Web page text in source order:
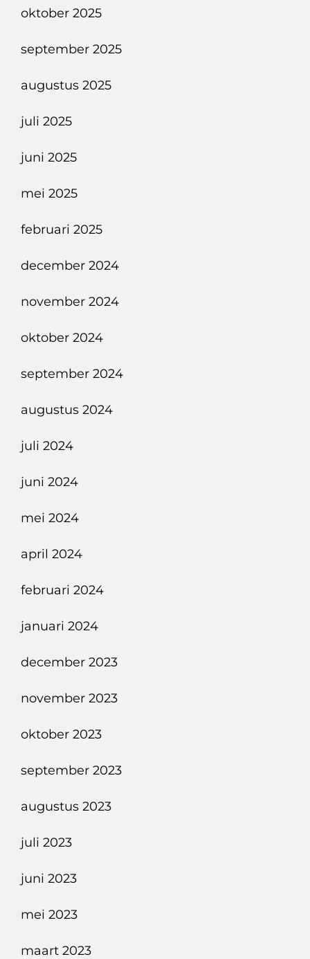
oktober 2025
september 2025
augustus 2025
juli 2025
juni 2025
mei 2025
februari 2025
december 2024
november 2024
oktober 2024
september 2024
augustus 2024
juli 2024
juni 2024
mei 2024
april 2024
februari 2024
januari 2024
december 2023
november 2023
oktober 2023
september 2023
augustus 2023
juli 2023
juni 2023
mei 2023
maart 2023